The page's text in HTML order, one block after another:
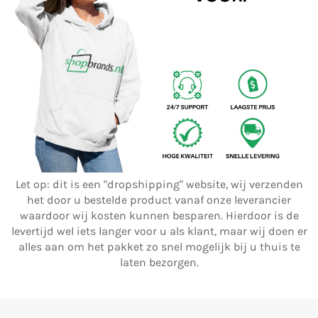
Let op: dit is een "dropshipping" website, wij verzenden
het door u bestelde product vanaf onze leverancier
waardoor wij kosten kunnen besparen. Hierdoor is de
levertijd wel iets langer voor u als klant, maar wij doen er
alles aan om het pakket zo snel mogelijk bij u thuis te
laten bezorgen.